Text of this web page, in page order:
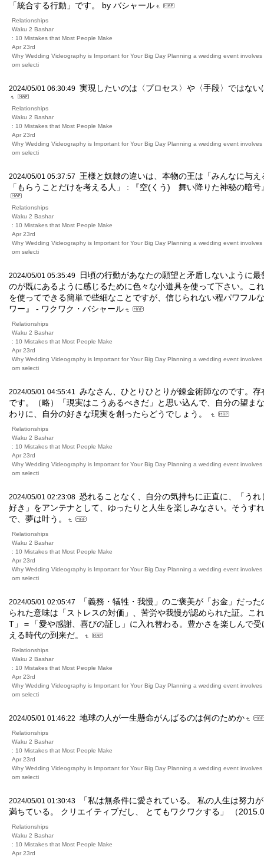
「統合する行動」です。 by バシャール
Relationships
Waku 2 Bashar
: 10 Mistakes that Most People Make
Apr 23rd
Why Wedding Videography is Important for Your Big Day Planning a wedding event
om selecti
2024/05/01 06:30:49 実現したいのは〈プロセス〉や〈手段〉ではな
Relationships
Waku 2 Bashar
: 10 Mistakes that Most People Make
Apr 23rd
Why Wedding Videography is Important for Your Big Day Planning a wedding event
om selecti
2024/05/01 05:37:57
王様と奴隷の違いは、本物の王は「みんなに与
「もらうことだけを考える人」 : 『空(くう) 舞い降りた神秘の暗
Relationships
Waku 2 Bashar
: 10 Mistakes that Most People Make
Apr 23rd
Why Wedding Videography is Important for Your Big Day Planning a wedding event
om selecti
2024/05/01 05:35:49
日頃の行動があなたの願望と矛盾しないように
のが既にあるように感じるために色々な小道具を使って下さい。こ
を使ってできる簡単で些細なことですが、信じられない程パワフ
ワー』 - ワクワク・バシャール
Relationships
Waku 2 Bashar
: 10 Mistakes that Most People Make
Apr 23rd
Why Wedding Videography is Important for Your Big Day Planning a wedding event
om selecti
2024/05/01 04:55:41
みなさん、ひとりひとりが錬金術師なのです。
です。（略）「現実はこうあるべきだ」と思い込んで、自分の望ま
わりに、自分の好きな現実を創ったらどうでしょう。
Relationships
Waku 2 Bashar
: 10 Mistakes that Most People Make
Apr 23rd
Why Wedding Videography is Important for Your Big Day Planning a wedding event
om selecti
2024/05/01 02:23:08 恐れることなく、自分の気持ちに正直に、「う
好き」をアンテナとして、ゆったりと人生を楽しみなさい。そうす
で、夢は叶う。
Relationships
Waku 2 Bashar
: 10 Mistakes that Most People Make
Apr 23rd
Why Wedding Videography is Important for Your Big Day Planning a wedding event
om selecti
2024/05/01 02:05:47
「義務・犠牲・我慢」のご褒美が「お金」だっ
られた意味は「ストレスの対価」、苦労や我慢が認められた証。こ
T」＝「愛や感謝、喜びの証し」に入れ替わる。豊かさを楽しんで
える時代の到来だ。
Relationships
Waku 2 Bashar
: 10 Mistakes that Most People Make
Apr 23rd
Why Wedding Videography is Important for Your Big Day Planning a wedding event
om selecti
2024/05/01 01:46:22 地球の人が一生懸命がんばるのは何のためか
Relationships
Waku 2 Bashar
: 10 Mistakes that Most People Make
Apr 23rd
Why Wedding Videography is Important for Your Big Day Planning a wedding event
om selecti
2024/05/01 01:30:43
「私は無条件に愛されている。 私の人生は努力
満ちている。 クリエイティブだし、 とてもワクワクする」 （
Relationships
Waku 2 Bashar
: 10 Mistakes that Most People Make
Apr 23rd